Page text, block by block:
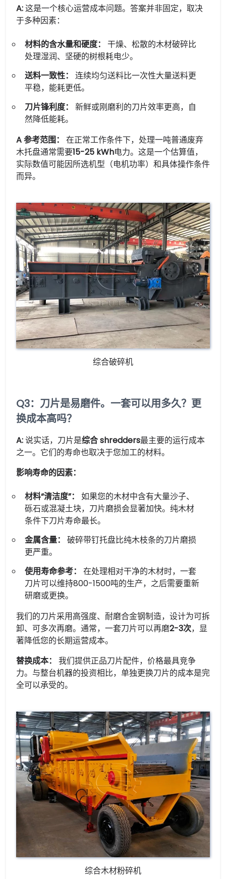
A:这是一个核心运营成本问题。答案并非固定，取决
于多种因素：
材料的含水量和硬度：
干燥、松散的木材破碎比
处理湿润、坚硬的树根耗电少。
送料一致性：
连续均匀送料比一次性大量送料更
平稳，能耗更低。
刀片锋利度：
新鲜或刚磨利的刀片效率更高，自
然降低能耗。
A 参考范围：
在正常工作条件下，处理一吨普通废弃
木托盘通常需要15-25 kWh电力。这是一个估算值，
实际数值可能因所选机型（电机功率）和具体操作条件
而异。
综合破碎机
Q3：刀片是易磨件。一套可以用多久？更
换成本高吗？
A:说实话，刀片是综合 shredders最主要的运行成本
之一。它们的寿命也取决于您加工的材料。
影响寿命的因素：
材料“清洁度”：
如果您的木材中含有大量沙子、
砾石或混凝土块，刀片磨损会显著加快。纯木材
条件下刀片寿命最长。
金属含量： 破碎带钉托盘比纯木枝条的刀片磨损
更严重。
使用寿命参考：
在处理相对干净的木材时，一套
刀片可以维持800-1500吨的生产，之后需要重新
研磨或更换。
我们的刀片采用高强度、耐磨合金钢制造，设计为可拆
卸、可多次再磨。通常，一套刀片可以再磨2-3次，显
著降低您的长期运营成本。
替换成本：
我们提供正品刀片配件，价格最具竞争
力。与整台机器的投资相比，单独更换刀片的成本是完
全可以承受的。
综合木材粉碎机